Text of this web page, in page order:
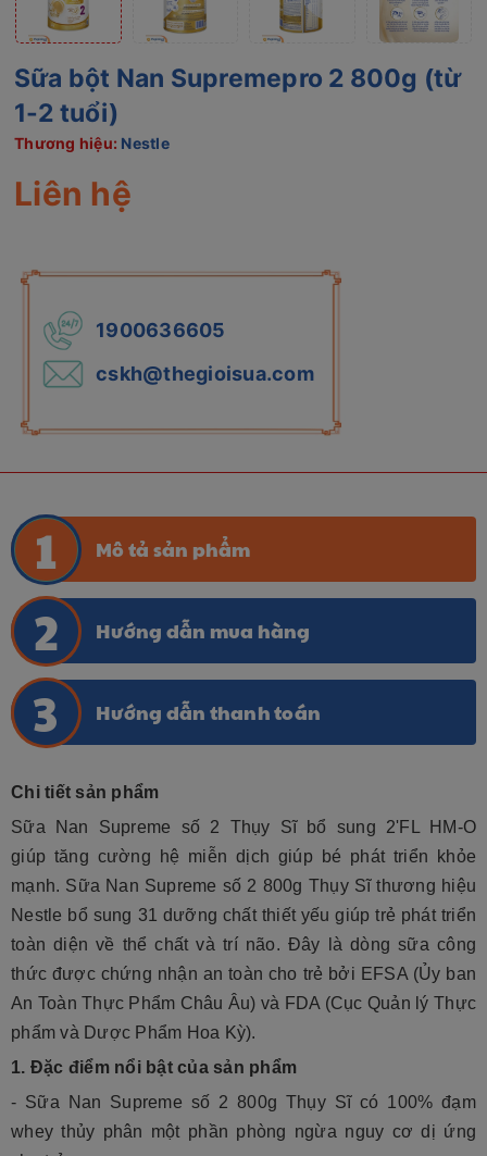
Sữa bột Nan Supremepro 2 800g (từ
1-2 tuổi)
Thương hiệu: Nestle
Liên hệ
1900636605
cskh@thegioisua.com
Mô tả sản phẩm
Hướng dẫn mua hàng
Hướng dẫn thanh toán
Chi tiết sản phẩm
Sữa Nan Supreme số 2 Thụy Sĩ bổ sung 2'FL HM-O
giúp tăng cường hệ miễn dịch giúp bé phát triển khỏe
mạnh. Sữa Nan Supreme số 2 800g Thụy Sĩ thương hiệu
Nestle bổ sung 31 dưỡng chất thiết yếu giúp trẻ phát triển
toàn diện về thể chất và trí não. Đây là dòng sữa công
thức được chứng nhận an toàn cho trẻ bởi EFSA (Ủy ban
An Toàn Thực Phẩm Châu Âu) và FDA (Cục Quản lý Thực
phẩm và Dược Phẩm Hoa Kỳ).
1. Đặc điểm nổi bật của sản phẩm
- Sữa Nan Supreme số 2 800g Thụy Sĩ có 100% đạm
whey thủy phân một phần phòng ngừa nguy cơ dị ứng